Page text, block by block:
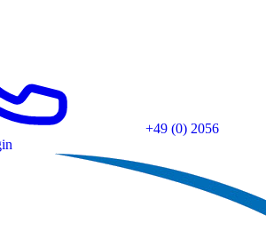
+49 (0) 2056